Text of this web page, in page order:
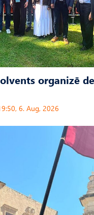
organizē
6. Aug, 2026